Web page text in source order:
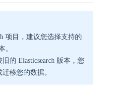
项目，建议您选择支持的
。
的 Elasticsearch 版本，您
移您的数据。